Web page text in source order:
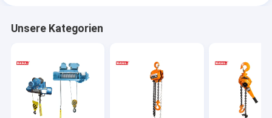
Unsere Kategorien